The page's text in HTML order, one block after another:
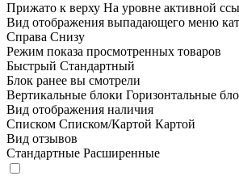
Прижато к верху На уровне активной
Вид отображения выпадающего меню
Справа Снизу
Режим показа просмотренных товаров
Быстрый Стандартный
Блок ранее вы смотрели
Вертикальные блоки Горизонтальные
Вид отображения наличия
Списком Списком/Картой Картой
Вид отзывов
Стандартные Расширенные